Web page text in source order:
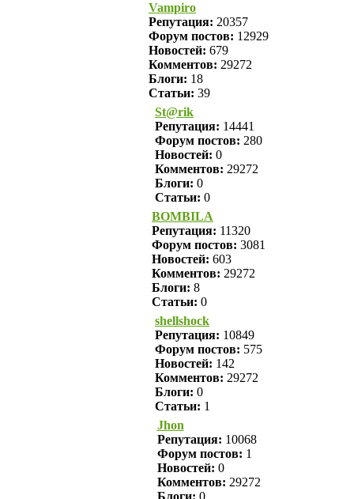
Vampiro
Репутация: 20357
Форум постов: 12929
Новостей: 679
Комментов: 29272
Блоги: 18
Статьи: 39
St@rik
Репутация: 14441
Форум постов: 280
Новостей: 0
Комментов: 29272
Блоги: 0
Статьи: 0
BOMBILA
Репутация: 11320
Форум постов: 3081
Новостей: 603
Комментов: 29272
Блоги: 8
Статьи: 0
shellshock
Репутация: 10849
Форум постов: 575
Новостей: 142
Комментов: 29272
Блоги: 0
Статьи: 1
Jhon
Репутация: 10068
Форум постов: 1
Новостей: 0
Комментов: 29272